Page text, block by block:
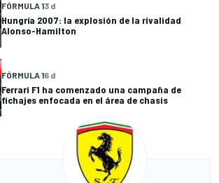
FÓRMULA 13 d
Hungría 2007: la explosión de la rivalidad
Alonso-Hamilton
FÓRMULA 16 d
Ferrari F1 ha comenzado una campaña de
fichajes enfocada en el área de chasis